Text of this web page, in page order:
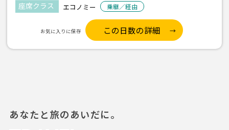
座席クラス エコノミー 乗継／経由
お気に入りに保存 この日数の詳細
あなたと旅のあいだに。